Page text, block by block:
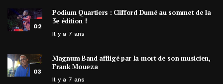
02
Podium Quartiers : Clifford Dumé au sommet de la
3e édition !
Il y a 7 ans
03
Magnum Band affligé par la mort de son musicien,
Frank Moueza
Il y a 7 ans